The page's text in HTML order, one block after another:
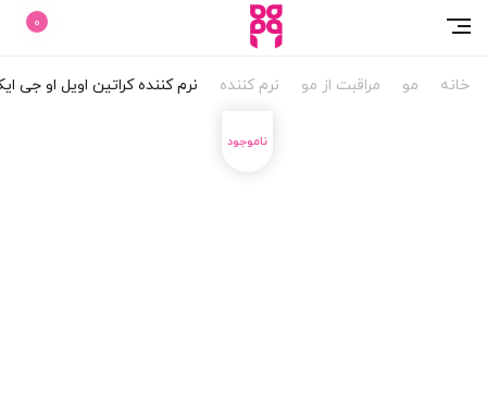
0
خانه مو مراقبت از مو نرم کننده نرم کننده کراتین اویل او جی
11%